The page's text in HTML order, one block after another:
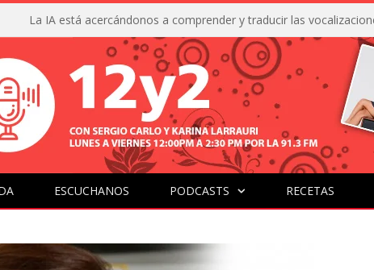
ESCUCHANOS PODCASTS RECETAS